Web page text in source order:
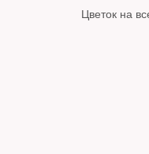
Цветок на